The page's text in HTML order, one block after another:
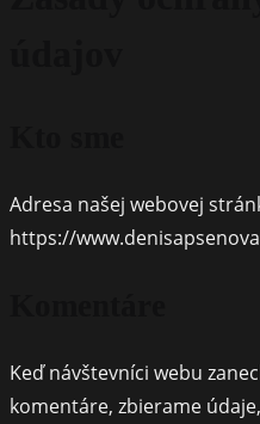
Adresa našej webovej
https://
Keď návštevníci webu
komentáre, zbierame